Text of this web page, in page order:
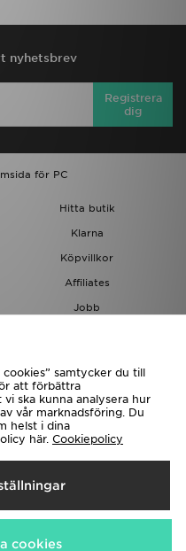
nyhetsbrev
Registrera
dig
för PC
Hitta butik
Klarna
Köpvillkor
Affiliates
Jobb
Till
betalningssätt
samtycker du till
att förbättra
ska kunna analysera hur
vår marknadsföring. Du
helst i dina
här. Cookiepolicy
cookies